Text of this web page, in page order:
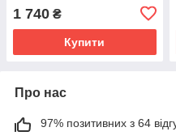
1 740 ₴
Купити
Про нас
97% позитивних з 64